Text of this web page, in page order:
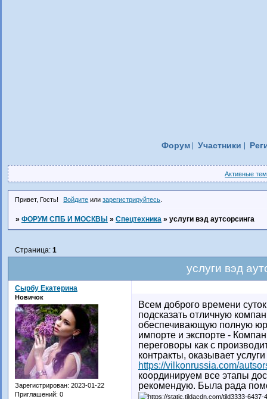
Форум Участники
Активные
Привет, Гость! Войдите илизарегистрируйтесь
» ФОРУМ СПБ И МОСКВЫ » Спецтехника » услуги вэд аутсорсинга
услуги вэд
Страница: 1
Сырбу Екатерина
Новичок
Зарегистрирован: 2023-01-22
Приглашений: 0
Всем доброго времени
подсказать отличную
обеспечивающую полную
импорте и экспорте -
переговоры как с
контракты, оказывает
https://vilkonrussia.com/
координируем все этапы
рекомендую. Была рада